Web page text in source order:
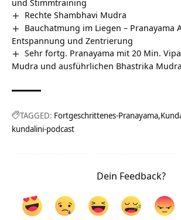
und Stimmtraining
Rechte Shambhavi Mudra
Bauchatmung im Liegen – Pranayama
Entspannung und Zentrierung
Sehr fortg. Pranayama mit 20 Min.
Mudra und ausführlichen Bhastrika
TAGGED: Fortgeschrittenes-Pranayama
kundalini-podcast
Dein Feedback?